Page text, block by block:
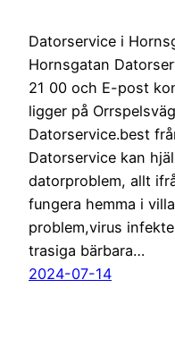
Datorservice i
Hornsgatan
21 00 och E-post
ligger på
Datorservice.best
Datorservice kan
datorproblem, allt
fungera hemma i
problem,virus
trasiga bärbara…
2024-07-14